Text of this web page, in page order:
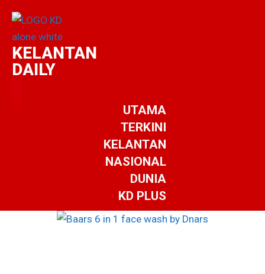
KELANTAN
DAILY
UTAMA
TERKINI
KELANTAN
NASIONAL
DUNIA
KD PLUS